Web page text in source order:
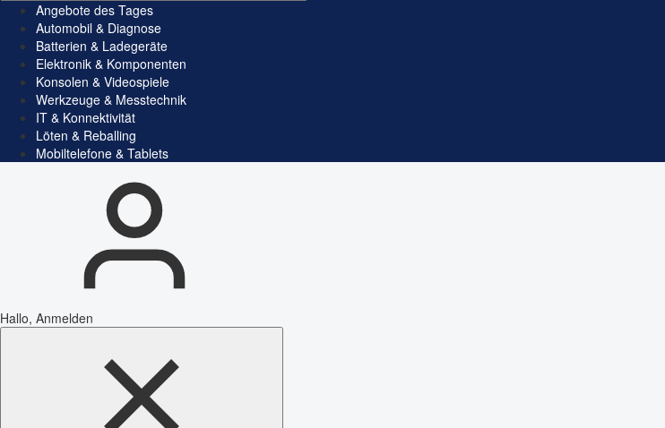
Angebote des Tages
Automobil & Diagnose
Batterien & Ladegeräte
Elektronik & Komponenten
Konsolen & Videospiele
Werkzeuge & Messtechnik
IT & Konnektivität
Löten & Reballing
Mobiltelefone & Tablets
Hallo, Anmelden